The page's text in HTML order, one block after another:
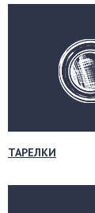
ТАРЕЛКИ